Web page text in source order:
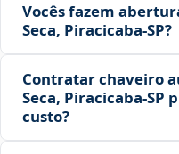
Vocês fazem
Seca, Piracicaba‑SP?
Contratar chaveiro
Seca,
custo?